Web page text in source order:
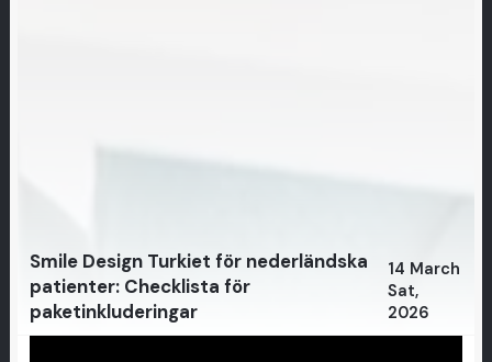
Smile Design Turkiet för nederländska
patienter: Checklista för
paketinkluderingar
14 March
Sat,
2026